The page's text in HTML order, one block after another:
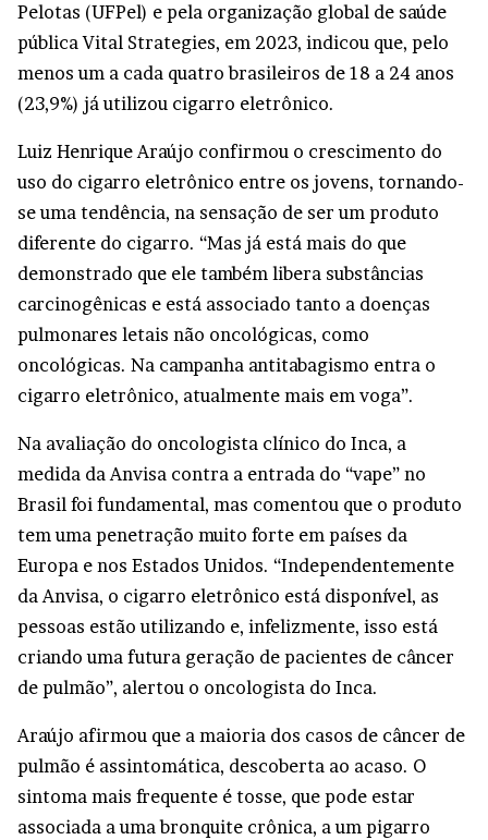
Pelotas (UFPel) e pela organização global de saúde
pública Vital Strategies, em 2023, indicou que, pelo
menos um a cada quatro brasileiros de 18 a 24 anos
(23,9%) já utilizou cigarro eletrônico.
Luiz Henrique Araújo confirmou o crescimento do
uso do cigarro eletrônico entre os jovens, tornando-
se uma tendência, na sensação de ser um produto
diferente do cigarro. “Mas já está mais do que
demonstrado que ele também libera substâncias
carcinogênicas e está associado tanto a doenças
pulmonares letais não oncológicas, como
oncológicas. Na campanha antitabagismo entra o
cigarro eletrônico, atualmente mais em voga”.
Na avaliação do oncologista clínico do Inca, a
medida da Anvisa contra a entrada do “vape” no
Brasil foi fundamental, mas comentou que o produto
tem uma penetração muito forte em países da
Europa e nos Estados Unidos. “Independentemente
da Anvisa, o cigarro eletrônico está disponível, as
pessoas estão utilizando e, infelizmente, isso está
criando uma futura geração de pacientes de câncer
de pulmão”, alertou o oncologista do Inca.
Araújo afirmou que a maioria dos casos de câncer de
pulmão é assintomática, descoberta ao acaso. O
sintoma mais frequente é tosse, que pode estar
associada a uma bronquite crônica, a um pigarro